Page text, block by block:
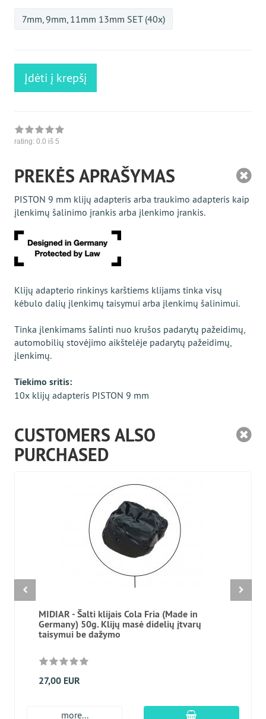
7mm, 9mm, 11mm 13mm SET (40x)
Įdėti į krepšį
rating: 0.0 iš 5
PREKĖS APRAŠYMAS
PISTON 9 mm klijų adapteris arba traukimo adapteris kaip
įlenkimų šalinimo įrankis arba įlenkimo įrankis.
Klijų adapterio rinkinys karštiems klijams tinka visų
kėbulo dalių įlenkimų taisymui arba įlenkimų šalinimui.
Tinka įlenkimams šalinti nuo krušos padarytų pažeidimų,
automobilių stovėjimo aikštelėje padarytų pažeidimų,
įlenkimų.
Tiekimo sritis:
10x klijų adapteris PISTON 9 mm
CUSTOMERS ALSO
PURCHASED
MIDIAR - Šalti klijais Cola Fria (Made in
Germany) 50g. Klijų masė didelių įtvarų
taisymui be dažymo
27,00 EUR
more... Įdėti į krepšį